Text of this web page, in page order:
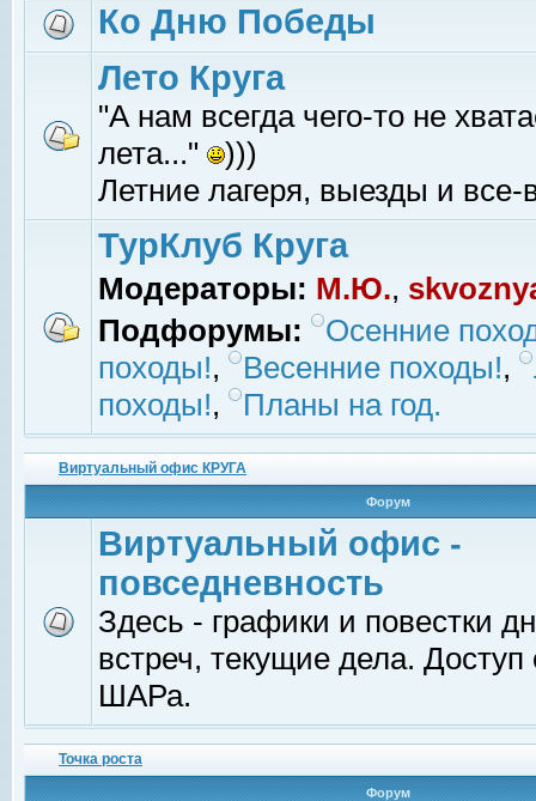
Ко Дню Победы
Лето Круга
"А нам всегда чего-то не
лета..."
)))
Летние лагеря, выезды и все-
ТурКлуб Круга
Модераторы: М.Ю.,
Подфорумы:
Осенние
походы!, Весенние походы!,
походы!, Планы на год.
Виртуальный офис КРУГА
Форум
Виртуальный офис -
повседневность
Здесь - графики и повестки
встреч, текущие дела.
ШАРа.
Точка роста
Форум